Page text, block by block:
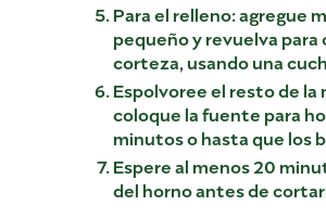
Para el relleno: agregue
pequeño y revuelva para
corteza, usando una
Espolvoree el resto de la
coloque la fuente para
minutos o hasta que los
Espere al menos 20
del horno antes de